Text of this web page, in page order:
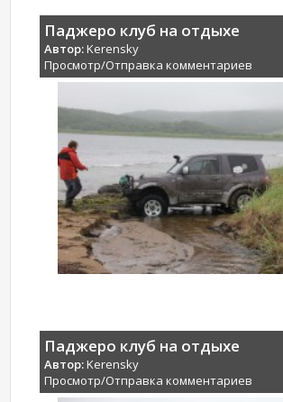
Паджеро клуб на отдыхе
Автор:Kerensky
Просмотр/Отправка комментариев
Паджеро клуб на отдыхе
Автор:Kerensky
Просмотр/Отправка комментариев